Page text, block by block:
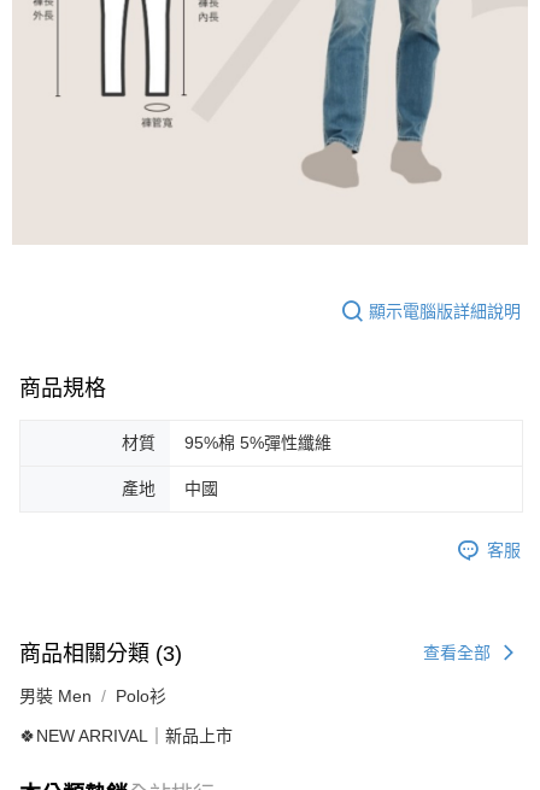
顯示電腦版詳細說明
商品規格
材質 95%棉 5%彈性纖維
產地 中國
客服
商品相關分類 (3) 查看全部
男裝 Men Polo衫
🍀NEW ARRIVAL｜新品上市